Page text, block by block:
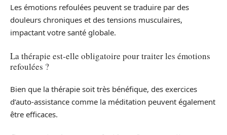
Les émotions refoulées peuvent se traduire par des
douleurs chroniques et des tensions musculaires,
impactant votre santé globale.
La thérapie est-elle obligatoire pour traiter les émotions
refoulées ?
Bien que la thérapie soit très bénéfique, des exercices
d’auto-assistance comme la méditation peuvent également
être efficaces.